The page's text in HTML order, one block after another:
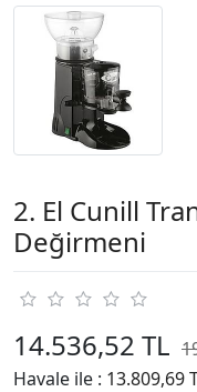
2. El Cunill
Değirmeni
14.536,52 TL
Havale ile : 13.809,69